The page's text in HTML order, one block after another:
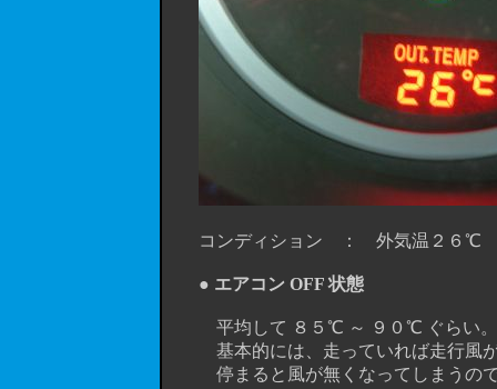
コンディション ： 外気温２６℃ /
● エアコン OFF 状態
平均して ８５℃ ～ ９０℃ ぐらい。
基本的には、走っていれば走行風が
停まると風が無くなってしまうの